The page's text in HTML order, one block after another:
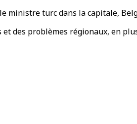
ministre turc dans la capitale,
des problèmes régionaux, en